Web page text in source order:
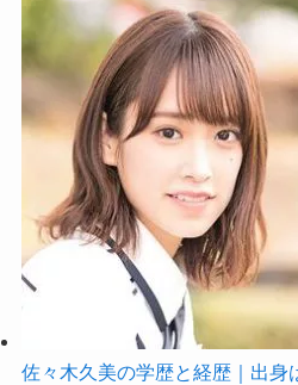
佐々木久美の学歴と経歴｜出身